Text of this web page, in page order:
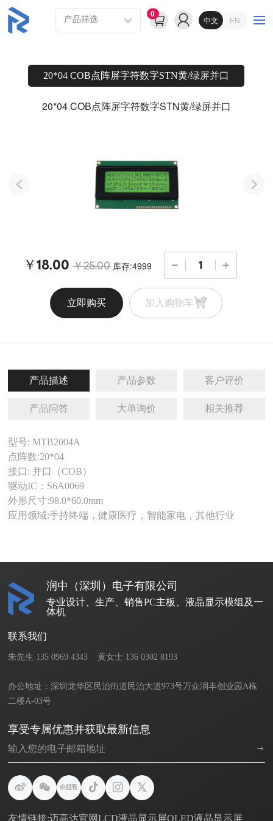
0
中文 EN
20*04 COB点阵屏字符数字STN黄/绿屏并口
20*04 COB点阵屏字符数字STN黄/绿屏并口
￥18.00 ￥25.00 库存:4999
立即购买 加入购物车
产品描述 产品参数 客户评价
产品问答 大单询价 相关推荐
型号: MTB2004A
点阵数:20*04
接口: 并口（COB）
驱动IC：S6A0069
外形尺寸:98.0*60.0mm
应用领域:手持终端，健康医疗，智能家电，其他行业
润中（深圳）电子有限公司
专业设计、生产、销售PC主板、液晶显示模组及一
体机
享受专属优惠并获取最新信息
联系我们
朱先生 135 0969 4343    黄女士 136 0302 8193
办公地址：深圳龙华区民治街道民治大道973号万众润丰创业园A栋
二楼A-03号
友情链接:迈高达官网LCD液晶显示屏OLED液晶显示屏